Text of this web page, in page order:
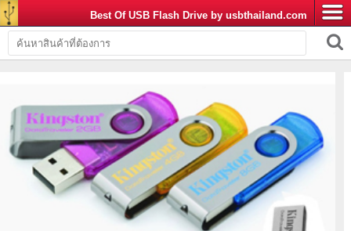
Best Of USB Flash Drive by usbthailand.com